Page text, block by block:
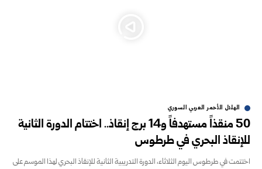
الهلال الأحمر العربي السوري
50 منقذاً مستهدفاً و14 برج إنقاذ.. اختتام الدورة الثانية
للإنقاذ البحري في طرطوس
اختتمت في طرطوس اليوم الثلاثاء، الدورة التدريبية الثانية للإنقاذ البحري لهذا الموسم على